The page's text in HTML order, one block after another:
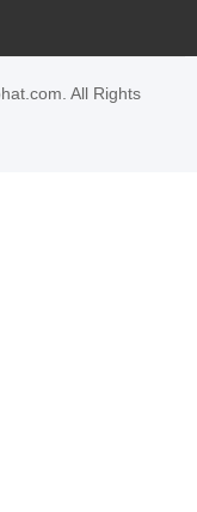
All Rights